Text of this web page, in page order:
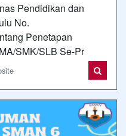
Pendidikan dan
No.
Penetapan
SMK/SLB Se-Pr